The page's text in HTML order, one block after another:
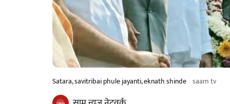
Satara, savitribai phule jayanti, eknath shinde saam tv